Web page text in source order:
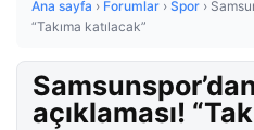
Ana sayfa › Forumlar › Spor ›
“Takıma katılacak”
açıklaması!